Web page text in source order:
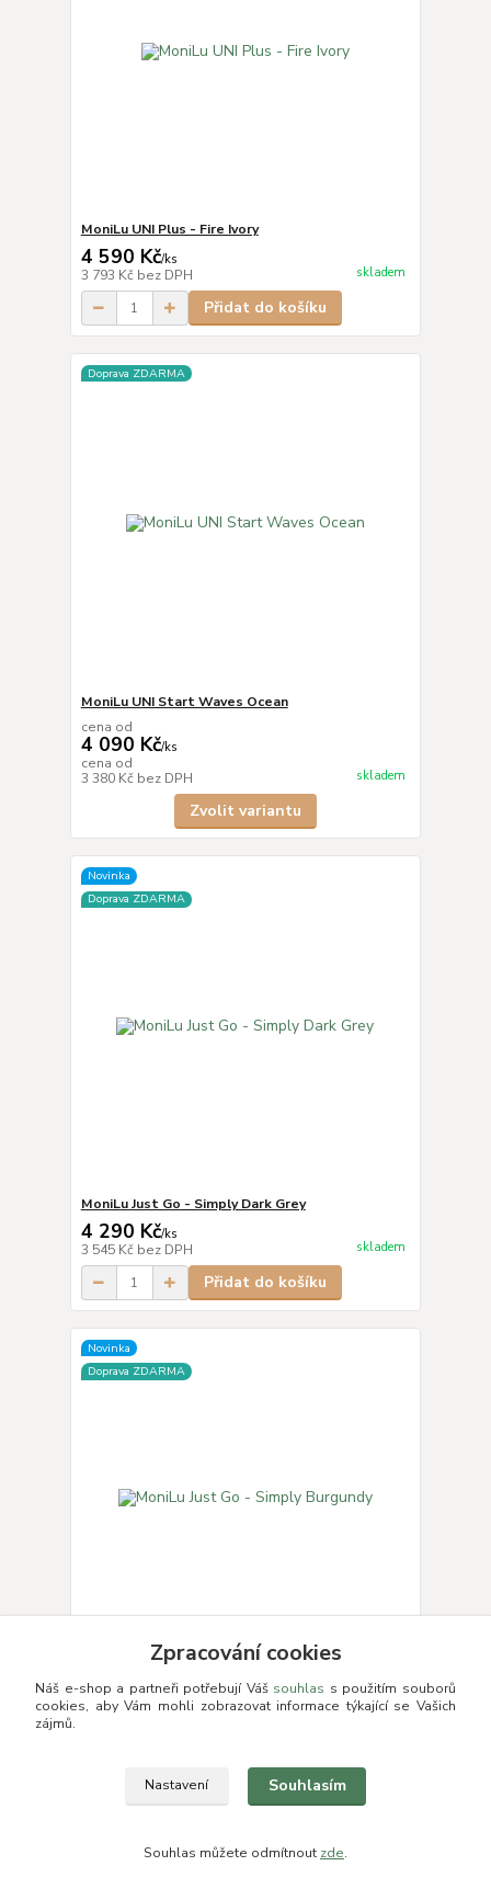
MoniLu UNI Plus - Fire Ivory
4 590 Kč/ks
3 793 Kč bez DPH skladem
Přidat do košíku
Doprava ZDARMA
MoniLu UNI Start Waves Ocean
cena od
4 090 Kč/ks
cena od
3 380 Kč bez DPH skladem
Zvolit variantu
Novinka
Doprava ZDARMA
MoniLu Just Go - Simply Dark Grey
4 290 Kč/ks
3 545 Kč bez DPH skladem
Přidat do košíku
Novinka
Doprava ZDARMA
4 290 Kč/ks
Zpracování cookies
Náš e-shop a partneři potřebují Váš souhlas s použitím souborů
cookies, aby Vám mohli zobrazovat informace týkající se Vašich
zájmů.
Nastavení Souhlasím
Souhlas můžete odmítnout zde.